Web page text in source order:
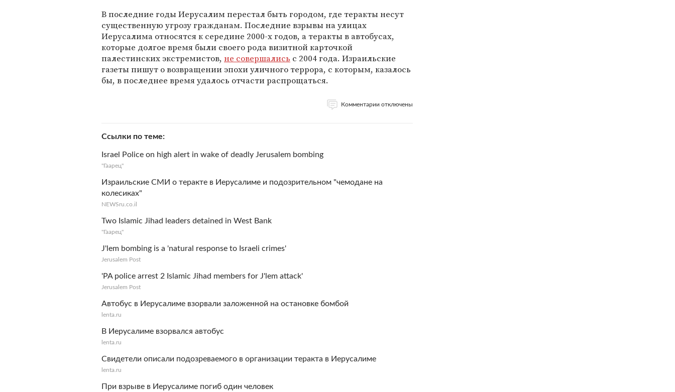
В последние годы Иерусалим перестал быть городом, где теракты несут
существенную угрозу гражданам. Последние взрывы на улицах
Иерусалима относятся к середине 2000-х годов, а теракты в автобусах,
которые долгое время были своего рода визитной карточкой
палестинских экстремистов, не совершались с 2004 года. Израильские
газеты пишут о возвращении эпохи уличного террора, с которым, казалось
бы, в последнее время удалось отчасти распрощаться.
Комментарии отключены
Ссылки по теме
Israel Police on high alert in wake of deadly Jerusalem bombing
"Гаарец"
Израильские СМИ о теракте в Иерусалиме и подозрительном "чемодане на
колесиках"
NEWSru.co.il
Two Islamic Jihad leaders detained in West Bank
"Гаарец"
J'lem bombing is a 'natural response to Israeli crimes'
Jerusalem Post
'PA police arrest 2 Islamic Jihad members for J'lem attack'
Jerusalem Post
Автобус в Иерусалиме взорвали заложенной на остановке бомбой
lenta.ru
В Иерусалиме взорвался автобус
lenta.ru
Свидетели описали подозреваемого в организации теракта в Иерусалиме
lenta.ru
При взрыве в Иерусалиме погиб один человек